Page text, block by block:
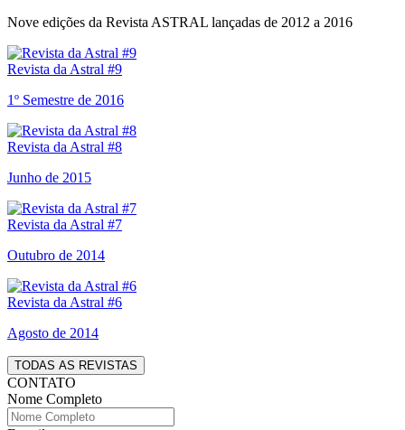
Nove edições da Revista ASTRAL lançadas de 2012 a 2016
Revista da Astral #9
1º Semestre de 2016
Revista da Astral #8
Junho de 2015
Revista da Astral #7
Outubro de 2014
Revista da Astral #6
Agosto de 2014
TODAS AS REVISTAS
CONTATO
Nome Completo